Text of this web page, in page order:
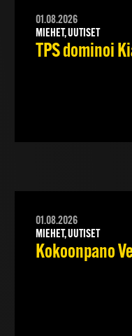
01.08.2026
MIEHET, UUTISET
TPS dominoi
01.08.2026
MIEHET, UUTISET
Kokoonpano